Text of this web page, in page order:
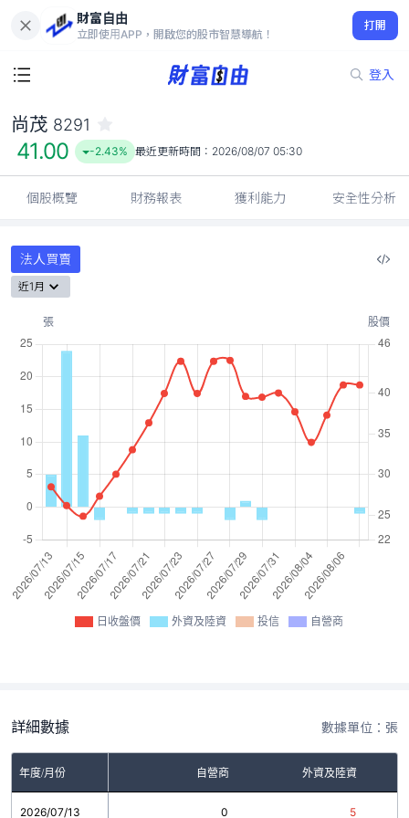
財富自由
立即使用APP，開啟您的股市智慧導航！
打開
登入
41.00
-2.43%
尚茂 8291
41.00 -2.43% 最近更新時間： 2026/08/07 05:30
個股概覽 財務報表 獲利能力 安全性分析
法人買賣
近1月
日收盤價 外資及陸資 投信 自營商
詳細數據 數據單位：張
年度/月份 自營商 外資及陸資
2026/07/13 0 5